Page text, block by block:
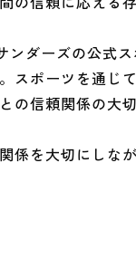
ンダーズの公式
スポーツを通じ
の信頼関係の大
係を大切にしな